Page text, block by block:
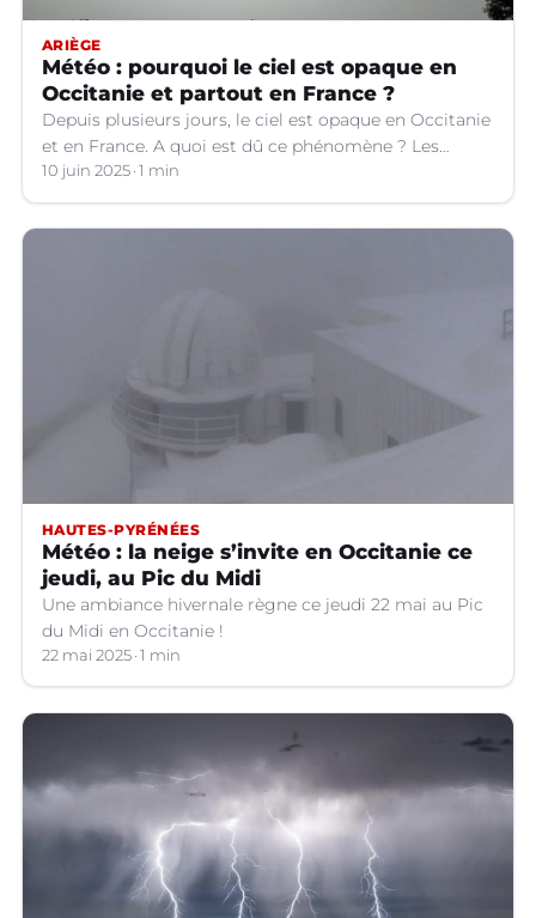
ARIÈGE
Météo : pourquoi le ciel est opaque en
Occitanie et partout en France ?
Depuis plusieurs jours, le ciel est opaque en Occitanie
et en France. A quoi est dû ce phénomène ? Les
explications.
10 juin 2025 1 min
HAUTES-PYRÉNÉES
Météo : la neige s’invite en Occitanie ce
jeudi, au Pic du Midi
Une ambiance hivernale règne ce jeudi 22 mai au Pic
du Midi en Occitanie !
22 mai 2025 1 min